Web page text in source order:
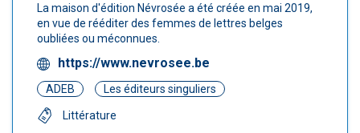
La maison d'édition Névrosée a été créée en mai 2019,
en vue de rééditer des femmes de lettres belges
oubliées ou méconnues.
https://www.nevrosee.be
ADEB Les éditeurs singuliers
Littérature